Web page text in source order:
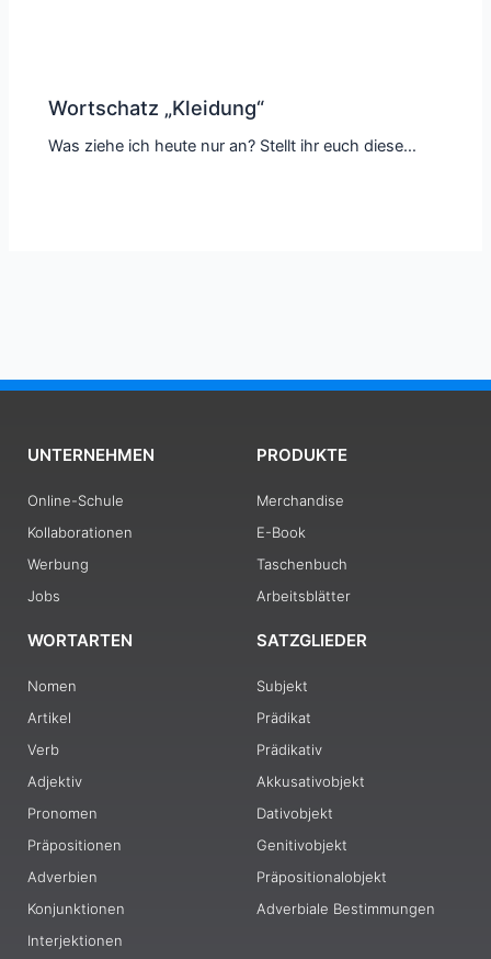
Wortschatz „Kleidung“
Was ziehe ich heute nur an? Stellt ihr euch diese…
UNTERNEHMEN
Online-Schule
Kollaborationen
Werbung
Jobs
PRODUKTE
Merchandise
E-Book
Taschenbuch
Arbeitsblätter
WORTARTEN
Nomen
Artikel
Verb
Adjektiv
Pronomen
Präpositionen
Adverbien
Konjunktionen
Interjektionen
SATZGLIEDER
Subjekt
Prädikat
Prädikativ
Akkusativobjekt
Dativobjekt
Genitivobjekt
Präpositionalobjekt
Adverbiale Bestimmungen